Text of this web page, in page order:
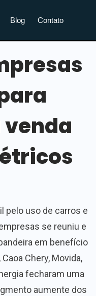
Blog Contato
pelo uso de carros e
se reuniu e
em benefício
Chery, Movida,
fecharam uma
aumente dos